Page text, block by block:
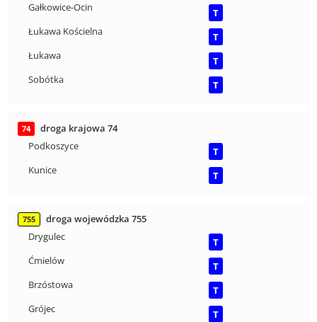
Gałkowice-Ocin
T
Łukawa Kościelna
T
Łukawa
T
Sobótka
T
74
droga krajowa 74
Podkoszyce
T
Kunice
T
755
droga wojewódzka 755
Drygulec
T
Ćmielów
T
Brzóstowa
T
Grójec
T